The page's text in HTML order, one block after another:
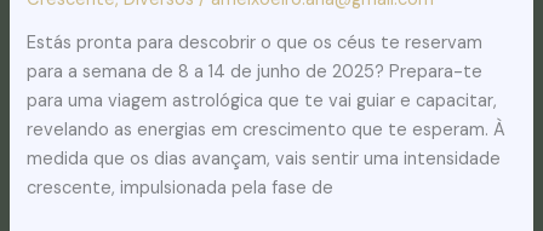
Estás pronta para descobrir o que os céus te reservam
para a semana de 8 a 14 de junho de 2025? Prepara-te
para uma viagem astrológica que te vai guiar e capacitar,
revelando as energias em crescimento que te esperam. À
medida que os dias avançam, vais sentir uma intensidade
crescente, impulsionada pela fase de